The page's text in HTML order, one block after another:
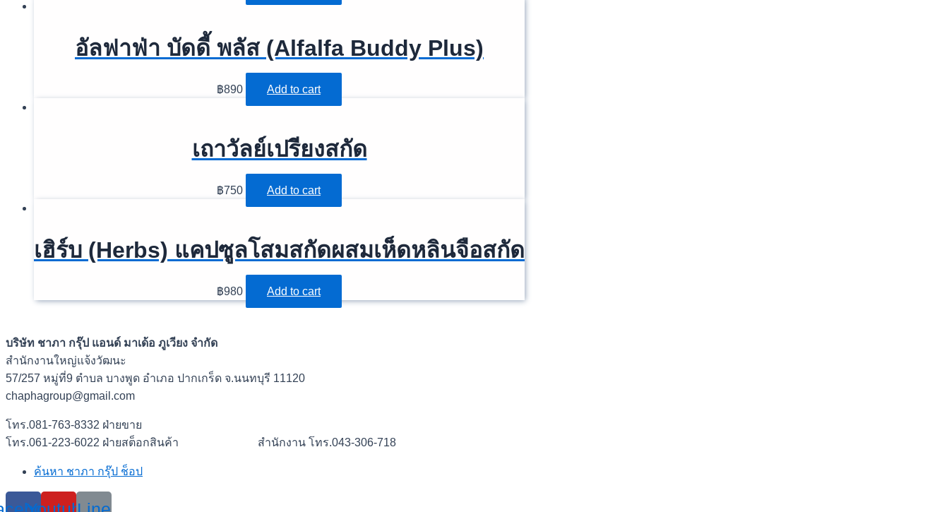
อัลฟาฟ่า บัดดี้ พลัส (Alfalfa Buddy Plus)
฿890 Add to cart
เถาวัลย์เปรียงสกัด
฿750 Add to cart
เฮิร์บ (Herbs) แคปซูลโสมสกัดผสมเห็ดหลินจือสกัด
฿980 Add to cart
บริษัท ชาภา กรุ๊ป แอนด์ มาเด้อ ภูเวียง จำกัด
สำนักงานใหญ่แจ้งวัฒนะ
57/257 หมู่ที่9 ตำบล บางพูด อำเภอ ปากเกร็ด จ.นนทบุรี 11120
chaphagroup@gmail.com
โทร.081-763-8332 ฝ่ายขาย
โทร.061-223-6022 ฝ่ายสต็อกสินค้า สำนักงาน โทร.043-306-718
ค้นหา ชาภา กรุ๊ป ช็อป